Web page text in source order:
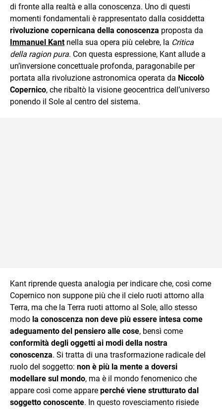
di fronte alla realtà e alla conoscenza. Uno di questi
momenti fondamentali è rappresentato dalla cosiddetta
rivoluzione copernicana della conoscenza proposta da
Immanuel Kantnella sua opera più celebre, la Critica
della ragion pura. Con questa espressione, Kant allude a
un’inversione concettuale profonda, paragonabile per
portata alla rivoluzione astronomica operata da Niccolò
Copernico, che ribaltò la visione geocentrica dell’universo
ponendo il Sole al centro del sistema.
Kant riprende questa analogia per indicare che, così come
Copernico non suppone più che il cielo ruoti attorno alla
Terra, ma che la Terra ruoti attorno al Sole, allo stesso
modo la conoscenza non deve più essere intesa come
adeguamento del pensiero alle cose, bensì come
conformità degli oggetti ai modi della nostra
conoscenza. Si tratta di una trasformazione radicale del
ruolo del soggetto: non è più la mente a doversi
modellare sul mondo, ma è il mondo fenomenico che
appare così come appare perché viene strutturato dal
soggetto conoscente. In questo rovesciamento risiede